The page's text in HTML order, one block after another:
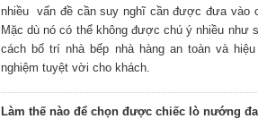
nhiều vấn đề cần suy nghĩ cần được đưa vào
Mặc dù nó có thể không được chú ý nhiều như
cách bố trí nhà bếp nhà hàng an toàn và
nghiệm tuyệt vời cho khách.
Làm thế nào để chọn được chiếc lò nướng